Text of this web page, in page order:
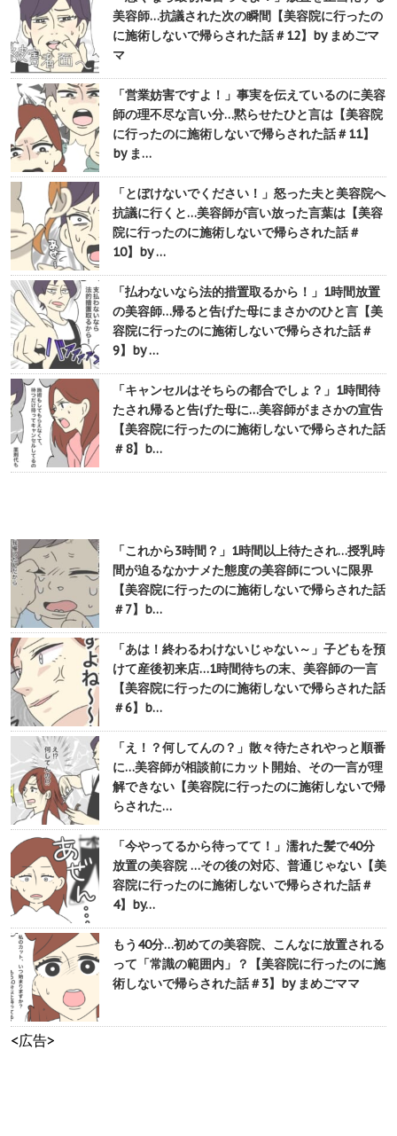
美容師…抗議された次の瞬間【美容院に行ったの
に施術しないで帰らされた話＃12】by まめごマ
マ
「営業妨害ですよ！」事実を伝えているのに美容
師の理不尽な言い分…黙らせたひと言は【美容院
に行ったのに施術しないで帰らされた話＃11】
by ま…
「とぼけないでください！」怒った夫と美容院へ
抗議に行くと…美容師が言い放った言葉は【美容
院に行ったのに施術しないで帰らされた話＃
10】by …
「払わないなら法的措置取るから！」1時間放置
の美容師…帰ると告げた母にまさかのひと言【美
容院に行ったのに施術しないで帰らされた話＃
9】by …
「キャンセルはそちらの都合でしょ？」1時間待
たされ帰ると告げた母に…美容師がまさかの宣告
【美容院に行ったのに施術しないで帰らされた話
＃8】b…
「これから3時間？」1時間以上待たされ…授乳時
間が迫るなかナメた態度の美容師についに限界
【美容院に行ったのに施術しないで帰らされた話
＃7】b…
「あは！終わるわけないじゃない～」子どもを預
けて産後初来店…1時間待ちの末、美容師の一言
【美容院に行ったのに施術しないで帰らされた話
＃6】b…
「え！？何してんの？」散々待たされやっと順番
に…美容師が相談前にカット開始、その一言が理
解できない【美容院に行ったのに施術しないで帰
らされた…
「今やってるから待ってて！」濡れた髪で40分
放置の美容院 …その後の対応、普通じゃない【美
容院に行ったのに施術しないで帰らされた話＃
4】by…
もう40分…初めての美容院、こんなに放置される
って「常識の範囲内」？【美容院に行ったのに施
術しないで帰らされた話＃3】by まめごママ
<広告>